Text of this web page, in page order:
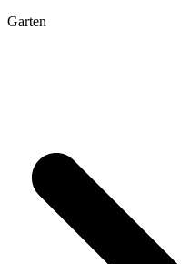
Garten